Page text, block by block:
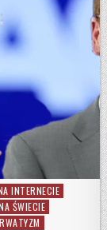
INTERNECIE
ŚWIECIE